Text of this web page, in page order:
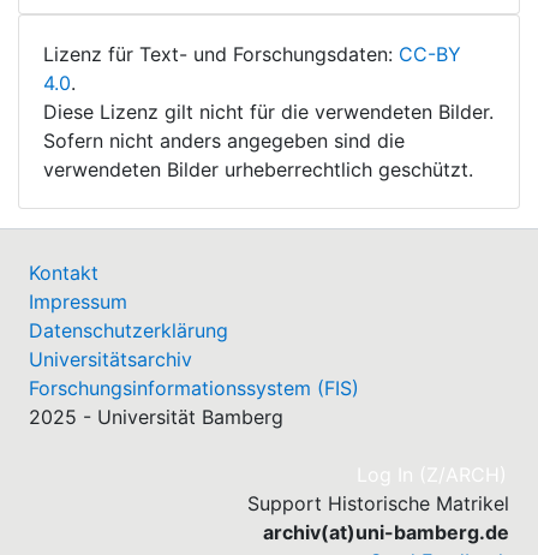
Lizenz für Text- und Forschungsdaten: CC-BY
4.0.
Diese Lizenz gilt nicht für die verwendeten Bilder.
Sofern nicht anders angegeben sind die
verwendeten Bilder urheberrechtlich geschützt.
Kontakt
Impressum
Datenschutzerklärung
Universitätsarchiv
Forschungsinformationssystem (FIS)
2025 - Universität Bamberg
Log In (Z/ARCH)
Support Historische Matrikel
archiv(at)uni-bamberg.de